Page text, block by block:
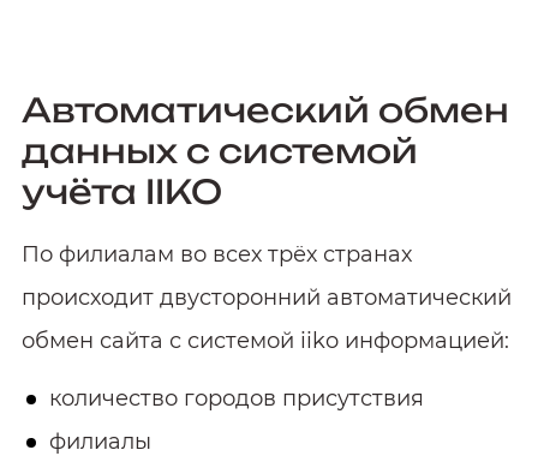
Автоматический обмен
данных с системой
учёта IIKO
По филиалам во всех трёх странах
происходит двусторонний автоматический
обмен сайта с системой iiko информацией:
количество городов присутствия
филиалы